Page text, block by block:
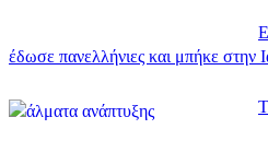
έδωσε πανελλήνιες και μπήκε στην